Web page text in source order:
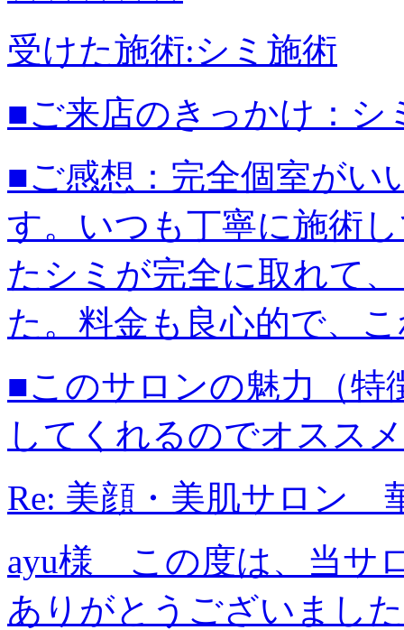
受けた施術:シミ施術
■ご来店のきっかけ： シ
■ご感想： 完全個室がい
す。いつも丁寧に施術
たシミが完全に取れて
た。料金も良心的で、
■このサロンの魅力（特
してくれるのでオスス
Re: 美顔・美肌サロン
ayu様 この度は、当サ
ありがとうございまし